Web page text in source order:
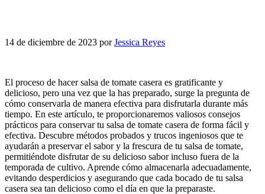
14 de diciembre de 2023 porJessica Reyes
El proceso de hacer salsa de tomate casera es gratificante y
delicioso, pero una vez que la has preparado, surge la pregunta de
cómo conservarla de manera efectiva para disfrutarla durante más
tiempo. En este artículo, te proporcionaremos valiosos consejos
prácticos para conservar tu salsa de tomate casera de forma fácil y
efectiva. Descubre métodos probados y trucos ingeniosos que te
ayudarán a preservar el sabor y la frescura de tu salsa de tomate,
permitiéndote disfrutar de su delicioso sabor incluso fuera de la
temporada de cultivo. Aprende cómo almacenarla adecuadamente,
evitando desperdicios y asegurando que cada bocado de tu salsa
casera sea tan delicioso como el día en que la preparaste.